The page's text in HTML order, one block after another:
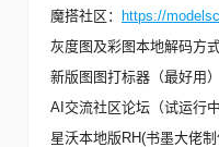
魔搭社区：
https://
灰度图及彩图本地解码方
新版图图打标器（最好用）
AI交流社区论坛（试运行中
星沃本地版RH(书墨大佬制